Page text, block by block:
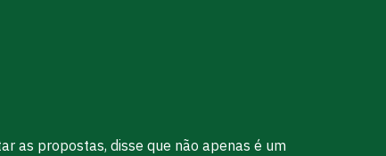
as propostas, disse que não apenas é um